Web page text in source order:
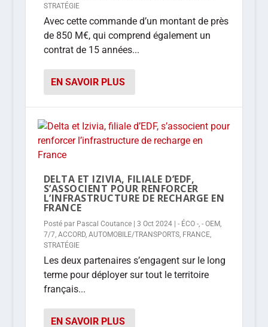
STRATÉGIE
Avec cette commande d’un montant de près
de 850 M€, qui comprend également un
contrat de 15 années...
EN SAVOIR PLUS
DELTA ET IZIVIA, FILIALE D’EDF,
S’ASSOCIENT POUR RENFORCER
L’INFRASTRUCTURE DE RECHARGE EN
FRANCE
Posté par Pascal Coutance| 3 Oct 2024| - ÉCO -, - OEM,
7/7, ACCORD, AUTOMOBILE/TRANSPORTS, FRANCE,
STRATÉGIE
Les deux partenaires s’engagent sur le long
terme pour déployer sur tout le territoire
français...
EN SAVOIR PLUS